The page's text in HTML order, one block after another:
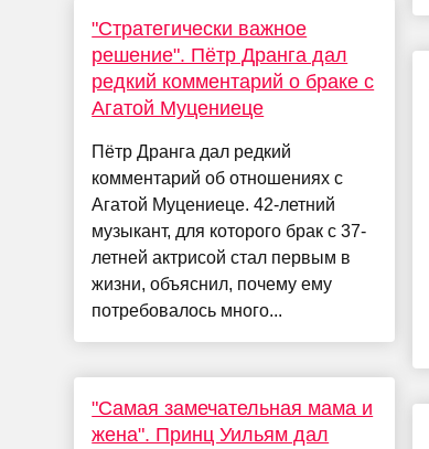
"Стратегически важное
решение". Пётр Дранга дал
редкий комментарий о браке с
Агатой Муцениеце
Пётр Дранга дал редкий
комментарий об отношениях с
Агатой Муцениеце. 42-летний
музыкант, для которого брак с 37-
летней актрисой стал первым в
жизни, объяснил, почему ему
потребовалось много...
"Самая замечательная мама и
жена". Принц Уильям дал